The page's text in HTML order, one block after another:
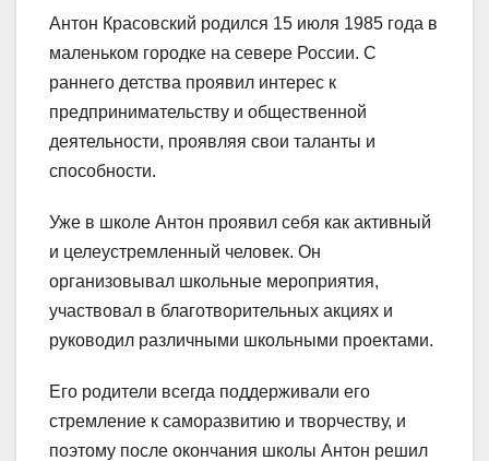
Антон Красовский родился 15 июля 1985 года в
маленьком городке на севере России. С
раннего детства проявил интерес к
предпринимательству и общественной
деятельности, проявляя свои таланты и
способности.
Уже в школе Антон проявил себя как активный
и целеустремленный человек. Он
организовывал школьные мероприятия,
участвовал в благотворительных акциях и
руководил различными школьными проектами.
Его родители всегда поддерживали его
стремление к саморазвитию и творчеству, и
поэтому после окончания школы Антон решил